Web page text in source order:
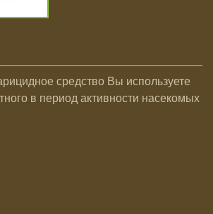
средство Вы используете
в период активности насекомых